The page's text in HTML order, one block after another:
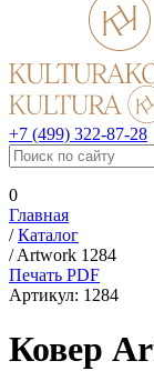
+7 (499) 322-87-28
0
Главная
/Каталог
/Artwork 1284
Печать PDF
Артикул: 1284
Ковер